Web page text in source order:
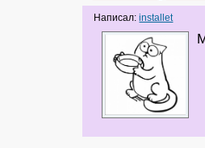
Написал:installet